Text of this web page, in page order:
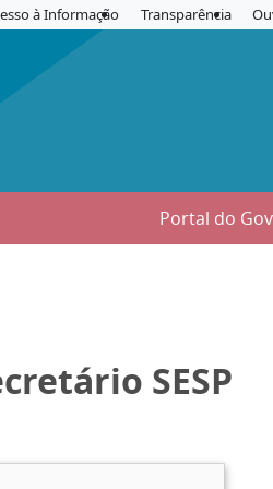
à Informação Transparência
Portal do
SESP